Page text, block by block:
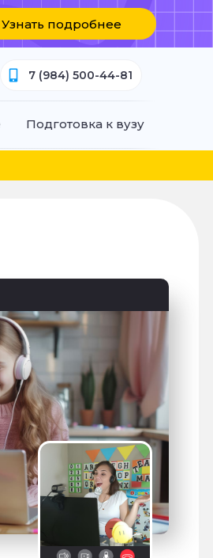
Узнать подробнее
7 (984) 500-44-81
Подготовка к вузу